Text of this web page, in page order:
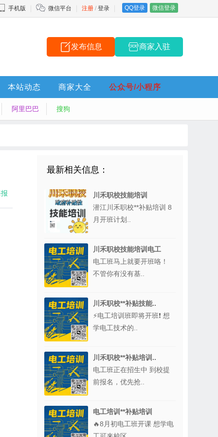
注册 / 登录 QQ登录 微信登录
手机版 微信平台
发布信息 商家入驻
本站动态 商家大全 公众号/小程序
阿里巴巴 搜狗
最新相关信息：
川禾职校技能培训
潜江川禾职校**补贴培训 8
月开班计划..
川禾职校技能培训电工
电工班马上就要开班咯！
不管你有没有基..
川禾职校**补贴技能..
⚡电工培训班即将开班❗ 想
学电工技术的..
川禾职校**补贴培训..
电工班正在招生中 到校提
前报名，优先抢..
电工培训**补贴培训
🔥8月初电工班开课 想学电